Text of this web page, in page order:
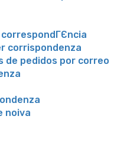
corrispondenza
de pedidos por correo
noiva